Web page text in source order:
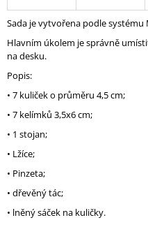
Sada je vytvořena podle
Hlavním úkolem je správně
na desku.
Popis:
• 7 kuliček o průměru 4,5 cm;
• 7 kelímků 3,5х6 cm;
• 1 stojan;
• Lžíce;
• Pinzeta;
• dřevěný tác;
• lněný sáček na kuličky.
O
P
O
R
U
Č
U
J
E
M
E
DŘEVĚNÉ
30
MM
10